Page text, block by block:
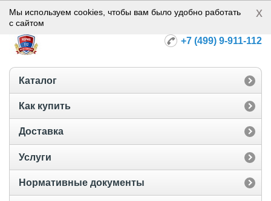
Норма-112
+7 (499) 9-911-112
Каталог
Как купить
Доставка
Услуги
Нормативные документы
Мы используем cookies, чтобы вам было удобно работать
с сайтом
x